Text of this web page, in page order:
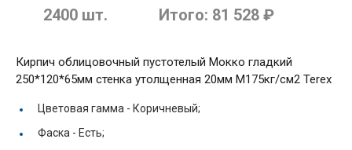
2400 шт. Итого: 81 528 ₽
Кирпич облицовочный пустотелый Мокко гладкий
250*120*65мм стенка утолщенная 20мм М175кг/см2 Terex
Цветовая гамма - Коричневый;
Фаска - Есть;